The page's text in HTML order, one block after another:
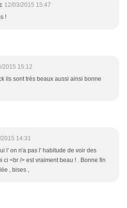
12/03/2015 15:47
!
2015 15:12
ils sont très beaux aussi ainsi bonne
14:31
l' on n'a pas l' habitude de voir des
ci <br /> est vraiment beau ! . Bonne fin
, bises ,